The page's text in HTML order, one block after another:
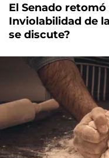
El Senado
Inviolabilidad de
se discute?